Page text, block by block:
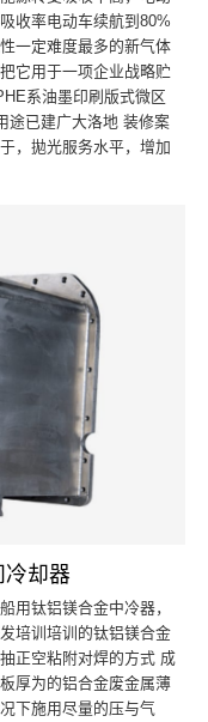
收率电动车续航到80%
一定难度最多的新气体
它用于一项企业战略贮
系油墨印刷版式微区
途已建广大洛地 装修案
，拋光服务水平，增加
却器
用钛铝镁合金中冷器，
培训培训的钛铝镁合金
正空粘附对焊的方式 成
厚为的铝合金废金属薄
下施用尽量的压与气